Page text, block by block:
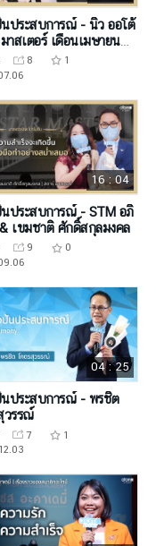
ประสบการณ์ - นิว ออโต้
าสเตอร์ เดือนเมษายน
8
1
16 : 04
ประสบการณ์ - STM อภิ
เขมชาติ ศักดิ์สกุลมงคล
9
0
04 : 25
ประสบการณ์ - พรชิต
วรรณ์
7
1